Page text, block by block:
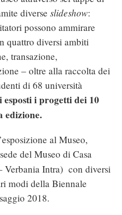
diverse slideshow:
possono ammirare
quattro diversi ambiti
transazione,
– oltre alla raccolta dei
di 68 università
esposti i progetti dei 10
edizione.
al Museo,
del Museo di Casa
Verbania Intra) con diversi
modi della Biennale
2018.